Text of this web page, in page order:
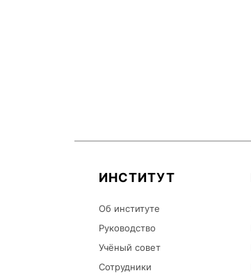
ИНСТИТУТ
Об институте
Руководство
Учёный совет
Сотрудники